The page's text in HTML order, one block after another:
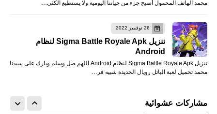
محمد الهاتف المحمول أصبح جزء من حياتنا اليومية ولا يستطيع الكثي…
26 نوفمبر 2022
تنزيل Sigma Battle Royale Apk لنظام
Android
تنزيل Sigma Battle Royale Apk لنظام Android اللهم صل وسلم وبارك على سيدنا
محمد تحميل لعبة الباتل رويال الجديدة شبيه فر…
مشاركات عشوائية